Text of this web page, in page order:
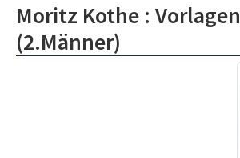
Moritz Kothe : Vorlagen
(2.Männer)